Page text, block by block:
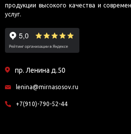
продукции высокого качества и
услуг.
пр. Ленина д.50
lenina@mirnasosov.ru
+7(910)-790-52-44